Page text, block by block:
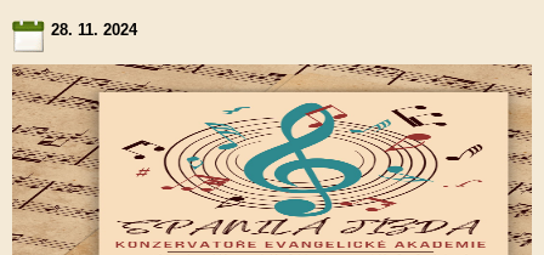
28. 11. 2024